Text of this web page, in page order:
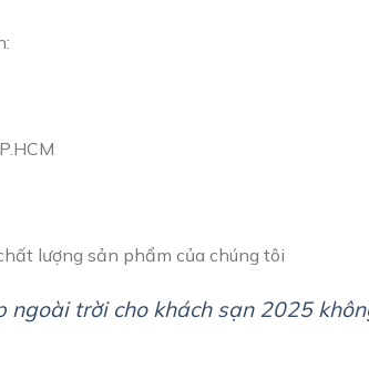
lượng sản phẩm của chúng tôi
ngoài trời cho khách sạn 2025